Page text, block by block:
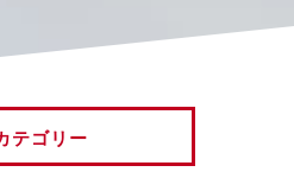
テゴリー